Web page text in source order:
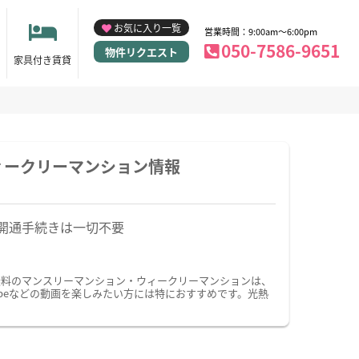
家具付き賃貸
お気に入り一覧
物件リクエスト
営業時間：9:00am～6:00pm
050-7586-9651
クリーマンション情報
通手続きは一切不要
マンスリーマンション・ウィークリーマンションは、
どの動画を楽しみたい方には特におすすめです。光熱